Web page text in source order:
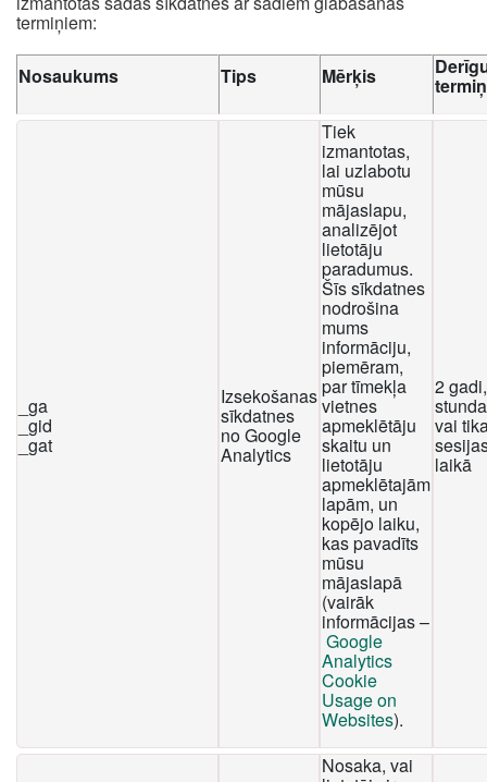
termiņiem:
Nosaukums Tips Mērķis
_ga
_gid
_gat
Izsekošanas
sīkdatnes
no Google
Analytics
Tiek
izmantotas,
lai uzlabotu
mūsu
mājaslapu,
analizējot
lietotāju
paradumus.
Šīs sīkdatnes
nodrošina
mums
informāciju,
piemēram,
par tīmekļa
vietnes
apmeklētāju
skaitu un
lietotāju
apmeklētajām
lapām, un
kopējo laiku,
kas pavadīts
mūsu
mājaslapā
(vairāk
informācijas –
Google
Analytics
Cookie
Usage on
Websites).
2
vai
laikā
Nosaka, vai